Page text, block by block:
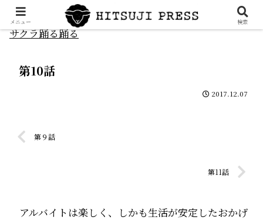
サクラ踊る踊る
第10話
2017.12.07
第９話
第11話
アルバイトは楽しく、しかも生活が安定したおかげ
メニュー 検索